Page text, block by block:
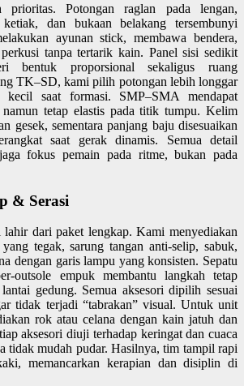
prioritas. Potongan raglan pada lengan,
dan bukaan belakang tersembunyi
ayunan stick, membawa bendera,
tanpa tertarik kain. Panel sisi sedikit
bentuk proporsional sekaligus ruang
TK–SD, kami pilih potongan lebih longgar
kecil saat formasi. SMP–SMA mendapat
namun tetap elastis pada titik tumpu. Kelim
gesek, sementara panjang baju disesuaikan
saat gerak dinamis. Semua detail
fokus pemain pada ritme, bukan pada
& Serasi
lahir dari paket lengkap. Kami menyediakan
tegak, sarung tangan anti-selip, sabuk,
dengan garis lampu yang konsisten. Sepatu
outsole empuk membantu langkah tetap
gedung. Semua aksesori dipilih sesuai
tidak terjadi “tabrakan” visual. Untuk unit
rok atau celana dengan kain jatuh dan
aksesori diuji terhadap keringat dan cuaca
tidak mudah pudar. Hasilnya, tim tampil rapi
memancarkan kerapian dan disiplin di